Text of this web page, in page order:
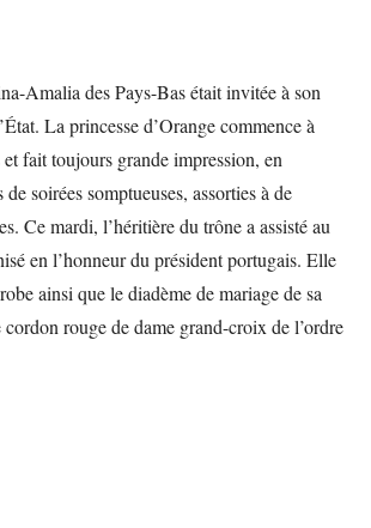
Amalia des Pays-Bas était invitée à son
La princesse d’Orange commence à
et fait toujours grande impression, en
soirées somptueuses, assorties à de
Ce mardi, l’héritière du trône a assisté au
en l’honneur du président portugais. Elle
ainsi que le diadème de mariage de sa
rouge de dame grand-croix de l’ordre